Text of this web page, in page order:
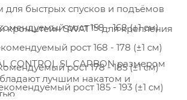
для быстрых спусков и подъёмов
кронштейн SWAT™ для крепления
CONTROL SL CARBON размером
лучшим накатом и
рост 158 - 168 (±1 см)
рост 168 - 178 (±1 см)
рост 178 - 185 (±1 см)
рост 185 - 193 (±1 см)